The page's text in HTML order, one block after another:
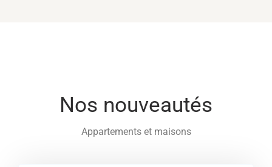
Nos nouveautés
Appartements et maisons